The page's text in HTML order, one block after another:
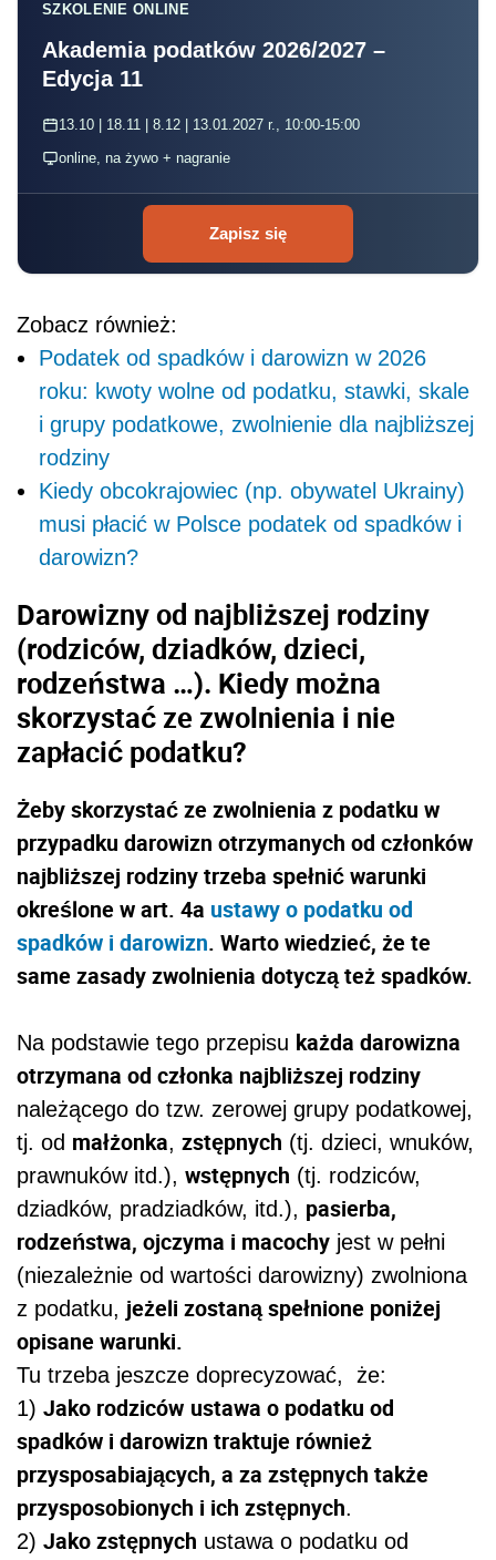
SZKOLENIE ONLINE
Akademia podatków 2026/2027 –
Edycja 11
13.10 | 18.11 | 8.12 | 13.01.2027 r., 10:00-15:00
online, na żywo + nagranie
Zapisz się
Zobacz również:
Podatek od spadków i darowizn w 2026
roku: kwoty wolne od podatku, stawki, skale
i grupy podatkowe, zwolnienie dla najbliższej
rodziny
Kiedy obcokrajowiec (np. obywatel Ukrainy)
musi płacić w Polsce podatek od spadków i
darowizn?
Darowizny od najbliższej rodziny
(rodziców, dziadków, dzieci,
rodzeństwa …). Kiedy można
skorzystać ze zwolnienia i nie
zapłacić podatku?
Żeby skorzystać ze zwolnienia z podatku w
przypadku darowizn otrzymanych od członków
najbliższej rodziny trzeba spełnić warunki
określone w art. 4a ustawy o podatku od
spadków i darowizn. Warto wiedzieć, że te
same zasady zwolnienia dotyczą też spadków.
Na podstawie tego przepisu każda darowizna
otrzymana od członka najbliższej rodziny
należącego do tzw. zerowej grupy podatkowej,
tj. od małżonka, zstępnych (tj. dzieci, wnuków,
prawnuków itd.), wstępnych (tj. rodziców,
dziadków, pradziadków, itd.), pasierba,
rodzeństwa, ojczyma i macochy jest w pełni
(niezależnie od wartości darowizny) zwolniona
z podatku, jeżeli zostaną spełnione poniżej
opisane warunki.
Tu trzeba jeszcze doprecyzować, że:
1) Jako rodziców ustawa o podatku od
spadków i darowizn traktuje również
przysposabiających, a za zstępnych także
przysposobionych i ich zstępnych.
2) Jako zstępnych ustawa o podatku od